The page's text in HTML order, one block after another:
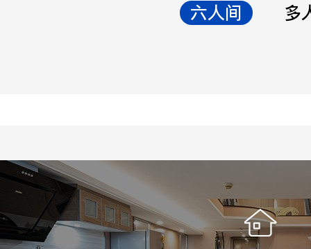
六人间
多